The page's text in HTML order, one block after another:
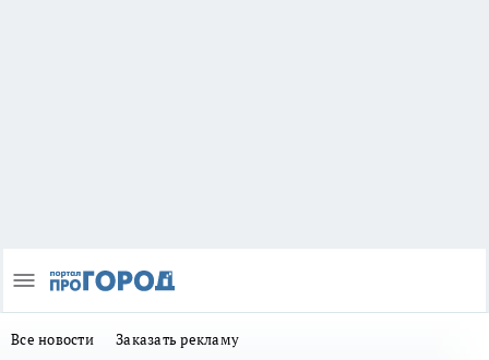
Все новости Заказать рекламу